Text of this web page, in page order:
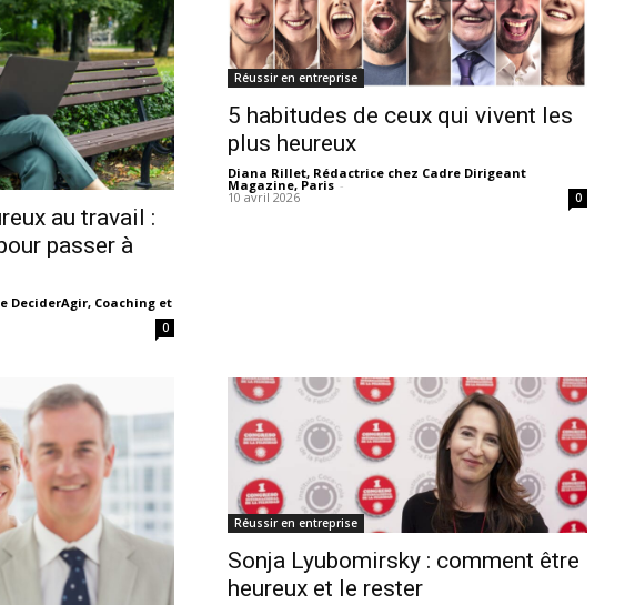
au travail :
passer à
DeciderAgir, Coaching et
0
Réussir en entreprise
5 habitudes de ceux qui vivent les
plus heureux
Diana Rillet, Rédactrice chez Cadre Dirigeant
Magazine, Paris -
10 avril 2026 0
Réussir en entreprise
Sonja Lyubomirsky : comment être
heureux et le rester